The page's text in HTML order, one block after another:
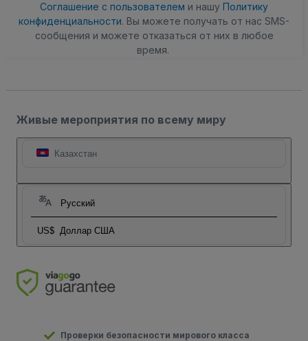
Соглашение с пользователем и нашу Политику
конфиденциальности. Вы можете получать от нас SMS-
сообщения и можете отказаться от них в любое
время.
Живые мероприятия по всему миру
Казахстан
Русский
US$ Доллар США
Проверки безопасности мирового класса